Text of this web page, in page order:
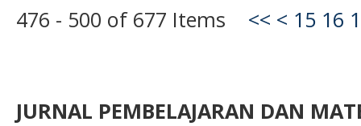
476 - 500 of 677 Items << < 15 16
JURNAL PEMBELAJARAN DAN